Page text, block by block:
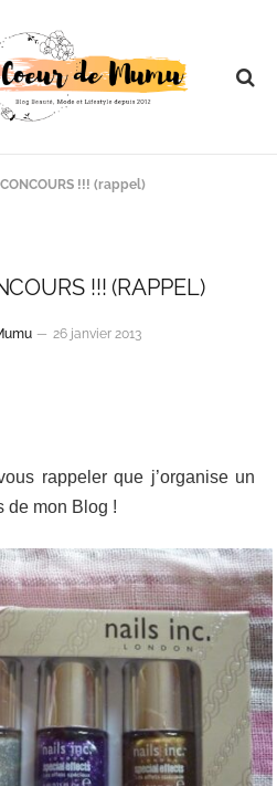
CONCOURS !!! (rappel)
!!! (RAPPEL)
26 janvier 2013
rappeler que j’organise un
de mon Blog !